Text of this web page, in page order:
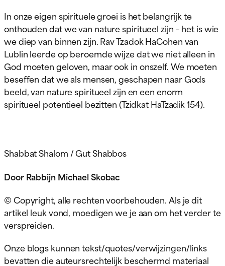
In onze eigen spirituele groei is het belangrijk te
onthouden dat we van nature spiritueel zijn – het is wie
we diep van binnen zijn. Rav Tzadok HaCohen van
Lublin leerde op beroemde wijze dat we niet alleen in
God moeten geloven, maar ook in onszelf. We moeten
beseffen dat we als mensen, geschapen naar Gods
beeld, van nature spiritueel zijn en een enorm
spiritueel potentieel bezitten (Tzidkat HaTzadik 154).
Shabbat Shalom / Gut Shabbos
Door Rabbijn Michael Skobac
© Copyright, alle rechten voorbehouden. Als je dit
artikel leuk vond, moedigen we je aan om het verder te
verspreiden.
Onze blogs kunnen tekst/quotes/verwijzingen/links
bevatten die auteursrechtelijk beschermd materiaal